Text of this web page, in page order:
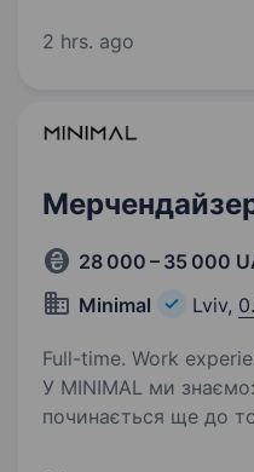
з розширенням
2 hrs. ago
28 000 – 35 000
Minimal Lviv,
Full-time. Work
У MINIMAL ми
починається ще до